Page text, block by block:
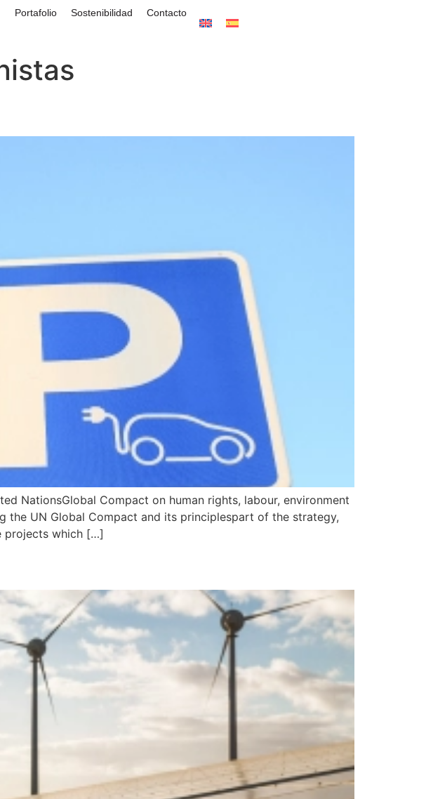
Portafolio Sostenibilidad Contacto
NationsGlobal Compact on human rights, labour, environment
the UN Global Compact and its principlespart of the strategy,
projects which […]